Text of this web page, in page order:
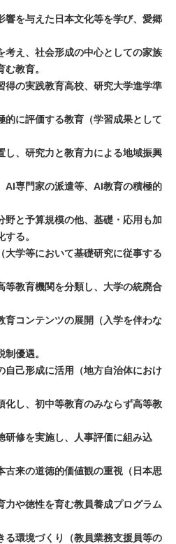
響を与えた日本文化等を学び、愛郷
考え、社会形成の中心としての家族
教育。
得の実践教育高校、研究大学進学準
的に評価する教育（学習成果として
し、研究力と教育力による地域振興
AI専門家の派遣等、AI教育の積極的
野と予算規模の他、基礎・応用も加
る。
大学等において基礎研究に従事する
等教育機関を分類し、大学の統廃合
育コンテンツの展開（入学を伴わな
優遇。
自己形成に活用（地方自治体におけ
化し、初中等教育のみならず高等教
研修を実施し、人事評価に組み込
古来の道徳的価値観の重視（日本思
力や徳性を育む教員養成プログラム
る環境づくり（教員業務支援員等の